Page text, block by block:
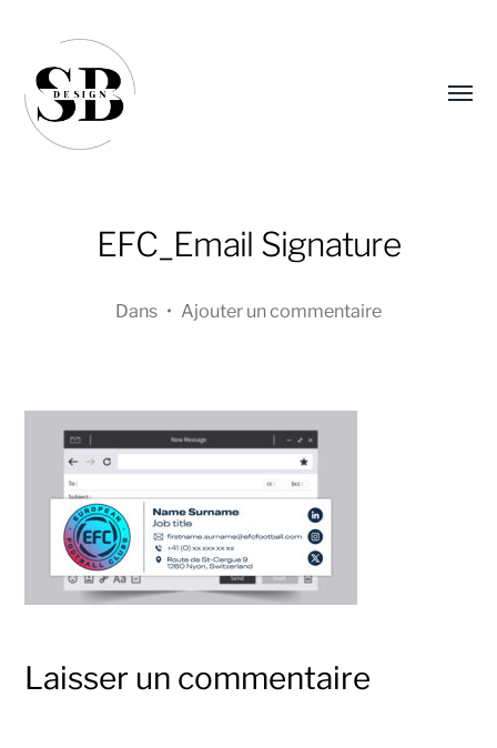
Sandra
Boucher
EFC_Email Signature
Dans • Ajouter un commentaire
Laisser un commentaire